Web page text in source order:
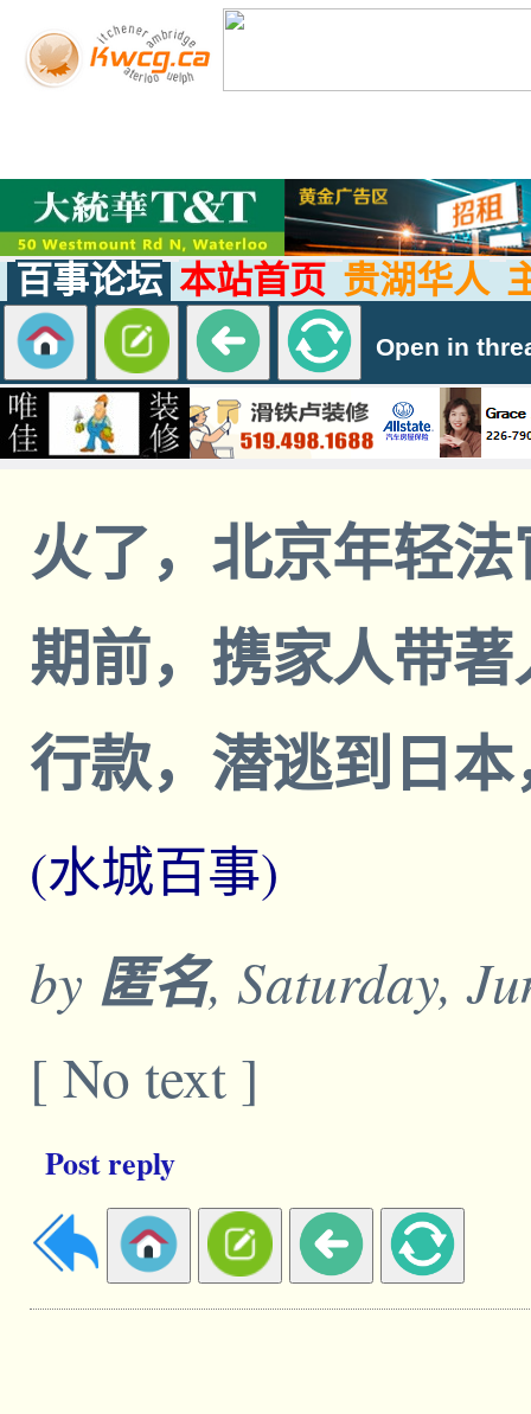
百事论坛 本站首页 贵湖华人
Open in
火了，北京年轻
期前，携家人带
行款，潜逃到日
(水城百事)
by 匿名, Saturday,
[ No text ]
Post reply